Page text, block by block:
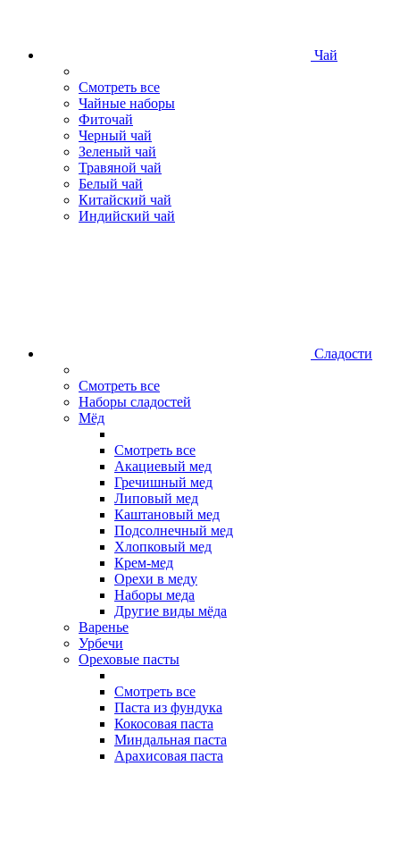
Чай
Смотреть все
Чайные наборы
Фиточай
Черный чай
Зеленый чай
Травяной чай
Белый чай
Китайский чай
Индийский чай
Сладости
Смотреть все
Наборы сладостей
Мёд
Смотреть все
Акациевый мед
Гречишный мед
Липовый мед
Каштановый мед
Подсолнечный мед
Хлопковый мед
Крем-мед
Орехи в меду
Наборы меда
Другие виды мёда
Варенье
Урбечи
Ореховые пасты
Смотреть все
Паста из фундука
Кокосовая паста
Миндальная паста
Арахисовая паста